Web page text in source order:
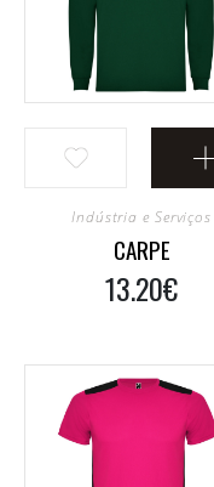
Indústria e Serviços
CARPE
13.20€